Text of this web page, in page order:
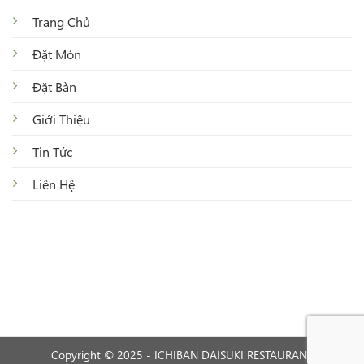
Trang Chủ
Đặt Món
Đặt Bàn
Giới Thiệu
Tin Tức
Liên Hệ
Copyright © 2025 - ICHIBAN DAISUKI RESTAURANT